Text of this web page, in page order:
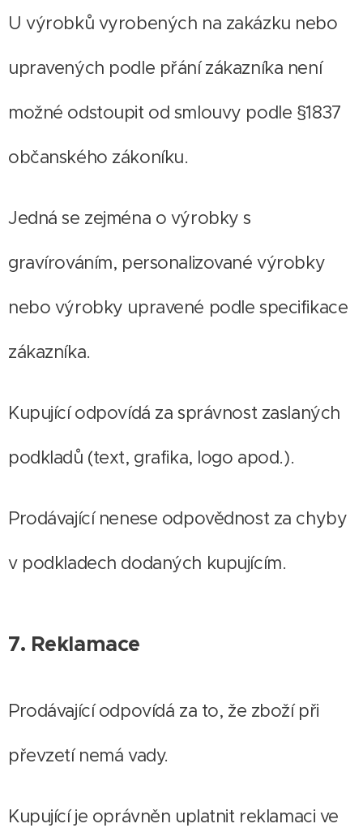
U výrobků vyrobených na zakázku nebo
upravených podle přání zákazníka není
možné odstoupit od smlouvy podle §1837
občanského zákoníku.
Jedná se zejména o výrobky s
gravírováním, personalizované výrobky
nebo výrobky upravené podle specifikace
zákazníka.
Kupující odpovídá za správnost zaslaných
podkladů (text, grafika, logo apod.).
Prodávající nenese odpovědnost za chyby
v podkladech dodaných kupujícím.
7. Reklamace
Prodávající odpovídá za to, že zboží při
převzetí nemá vady.
Kupující je oprávněn uplatnit reklamaci ve